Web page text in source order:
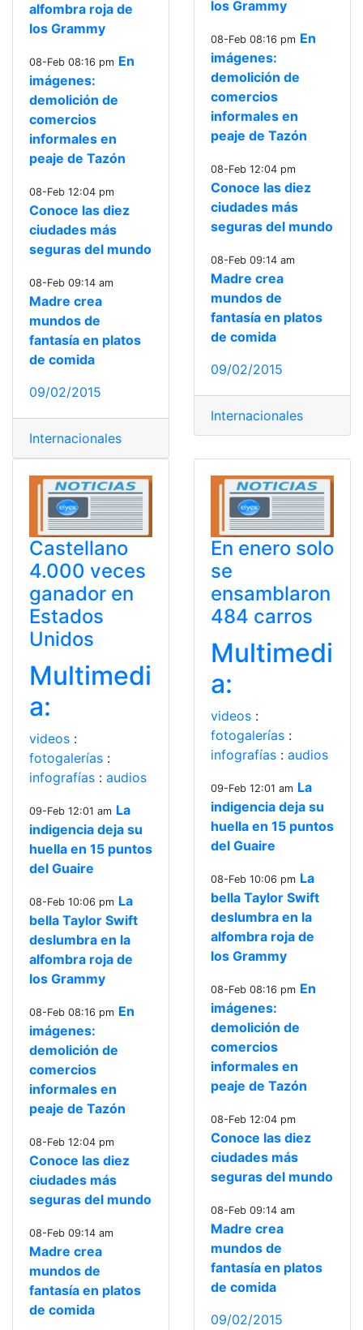
alfombra roja de
los Grammy
08-Feb 08:16 pm En
imágenes:
demolición de
comercios
informales en
peaje de Tazón
08-Feb 12:04 pm
Conoce las diez
ciudades más
seguras del mundo
08-Feb 09:14 am
Madre crea
mundos de
fantasía en platos
de comida
09/02/2015
Internacionales
los Grammy
08-Feb 08:16 pm En
imágenes:
demolición de
comercios
informales en
peaje de Tazón
08-Feb 12:04 pm
Conoce las diez
ciudades más
seguras del mundo
08-Feb 09:14 am
Madre crea
mundos de
fantasía en platos
de comida
09/02/2015
Internacionales
Castellano
4.000 veces
ganador en
Estados
Unidos
Multimedi
a:
videos :
fotogalerías :
infografías : audios
09-Feb 12:01 am La
indigencia deja su
huella en 15 puntos
del Guaire
08-Feb 10:06 pm La
bella Taylor Swift
deslumbra en la
alfombra roja de
los Grammy
08-Feb 08:16 pm En
imágenes:
demolición de
comercios
informales en
peaje de Tazón
08-Feb 12:04 pm
Conoce las diez
ciudades más
seguras del mundo
08-Feb 09:14 am
Madre crea
mundos de
fantasía en platos
de comida
En enero solo
se
ensamblaron
484 carros
Multimedi
a:
videos :
fotogalerías :
infografías : audios
09-Feb 12:01 am La
indigencia deja su
huella en 15 puntos
del Guaire
08-Feb 10:06 pm La
bella Taylor Swift
deslumbra en la
alfombra roja de
los Grammy
08-Feb 08:16 pm En
imágenes:
demolición de
comercios
informales en
peaje de Tazón
08-Feb 12:04 pm
Conoce las diez
ciudades más
seguras del mundo
08-Feb 09:14 am
Madre crea
mundos de
fantasía en platos
de comida
09/02/2015